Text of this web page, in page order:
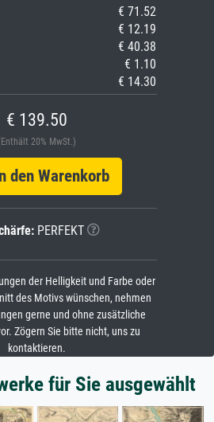
€ 71.52
€ 12.19
€ 40.38
€ 1.10
€ 14.30
€ 139.50
20% MwSt.)
Warenkorb
PERFEKT
der Helligkeit und Farbe oder
des Motivs wünschen, nehmen
gerne und ohne zusätzliche
Zögern Sie bitte nicht, uns zu
kontaktieren.
für Sie ausgewählt